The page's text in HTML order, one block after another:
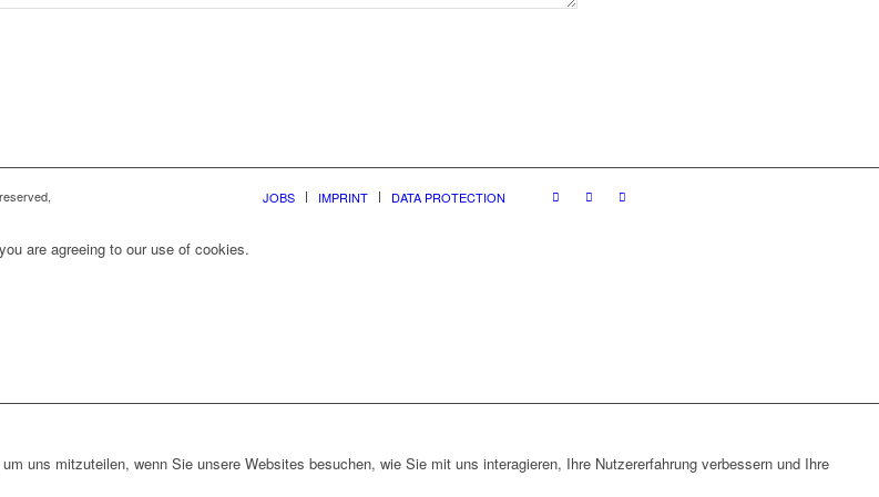
JOBS IMPRINT DATA PROTECTION
are agreeing to our use of cookies.
uns mitzuteilen, wenn Sie unsere Websites besuchen, wie Sie mit uns interagieren, Ihre Nutzererfahrung verbessern und Ihre